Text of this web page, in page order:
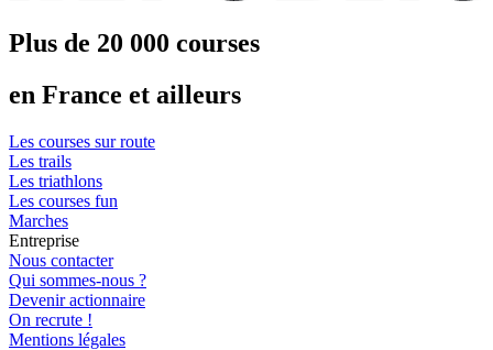
Plus de 20 000 courses
en France et ailleurs
Les courses sur route
Les trails
Les triathlons
Les courses fun
Marches
Entreprise
Nous contacter
Qui sommes-nous ?
Devenir actionnaire
On recrute !
Mentions légales